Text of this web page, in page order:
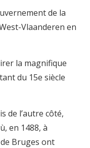
de la
Vlaanderen en
la magnifique
du 15e siècle
de l’autre côté,
en 1488, à
Bruges ont